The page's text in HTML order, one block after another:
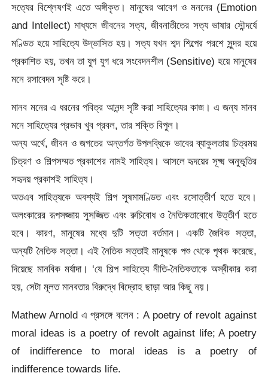
সত্যের বিশ্লেষণই এতে অঙ্গীকৃত। মানুষের আবেগ ও মননের (Emotion
and Intellect) মাধ্যমে জীবনের সত্য, জীবনাতীতের সত্য ভাষার সৌন্দর্যে
মণ্ডিত হয়ে সাহিত্যে উদ্ভাসিত হয়। সত্য যখন শব্দ শিল্পের পরশে সুন্দর হয়ে
প্রকাশিত হয়, তখন তা যুগ যুগ ধরে সংবেদনশীল (Sensitive) হয়ে মানুষের
মনে রসাবেদন সৃষ্টি করে।
মানব মনের এ ধরনের পবিত্র আনন্দ সৃষ্টি করা সাহিত্যের কাজ। এ জন্য মানব
মনে সাহিত্যের প্রভাব খুব প্রবল, তার শক্তি বিপুল।
অন্য অর্থে, জীবন ও জগতের অন্তর্গত উপলব্ধিকে ভাবের ব্যাকুলতায় চিত্রময়
চিত্রণ ও শিল্পসম্মত প্রকাশের নামই সাহিত্য। আসলে হৃদয়ের সূক্ষ্ম অনুভূতির
সহৃদয় প্রকাশই সাহিত্য।
অতএব সাহিত্যকে অবশ্যই শিল্প সুষমামণ্ডিত এবং রসোত্তীর্ণ হতে হবে।
অলংকারের রূপসজ্জায় সুসজ্জিত এবং রুচিবোধ ও নৈতিকতাবোধে উত্তীর্ণ হতে
হবে। কারণ, মানুষের মধ্যে দুটি সত্তা বর্তমান। একটি জৈবিক সত্তা,
অন্যটি নৈতিক সত্তা। এই নৈতিক সত্তাই মানুষকে পশু থেকে পৃথক করেছে,
দিয়েছে মানবিক মর্যাদা। ‘যে শিল্প সাহিত্যে নীতি-নৈতিকতাকে অস্বীকার করা
হয়, সেটা মূলত মানবতার বিরুদ্ধে বিদ্রোহ ছাড়া আর কিছু নয়।
Mathew Arnold এ প্রসঙ্গে বলেন : A poetry of revolt against
moral ideas is a poetry of revolt against life; A poetry
of indifference to moral ideas is a poetry of
indifference towards life.